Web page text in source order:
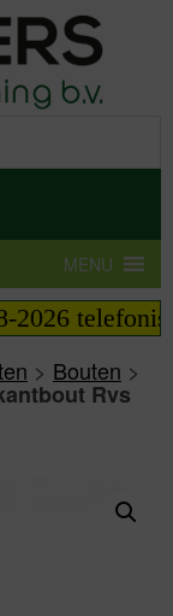
MENU
> Bouten >
Rvs